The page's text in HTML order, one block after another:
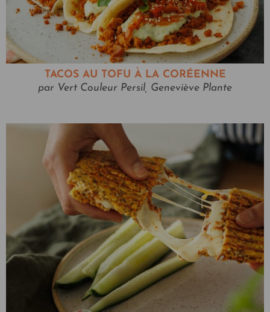
TACOS AU TOFU À LA CORÉENNE
par Vert Couleur Persil, Geneviève Plante